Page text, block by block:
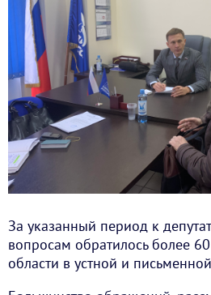
За указанный период к
вопросам обратилось более
области в устной и